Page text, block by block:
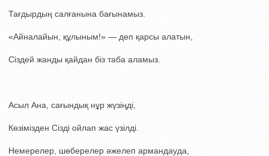
Тағдырдың салғанына бағынамыз.
«Айналайын, құлыным!» — деп қарсы алатын,
Сіздей жанды қайдан біз таба аламыз.
Асыл Ана, сағындық нұр жүзіңді,
Көзімізден Сізді ойлап жас үзілді.
Немерелер, шөберелер әжелеп армандауда,